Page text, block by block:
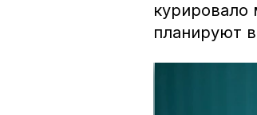
планируют